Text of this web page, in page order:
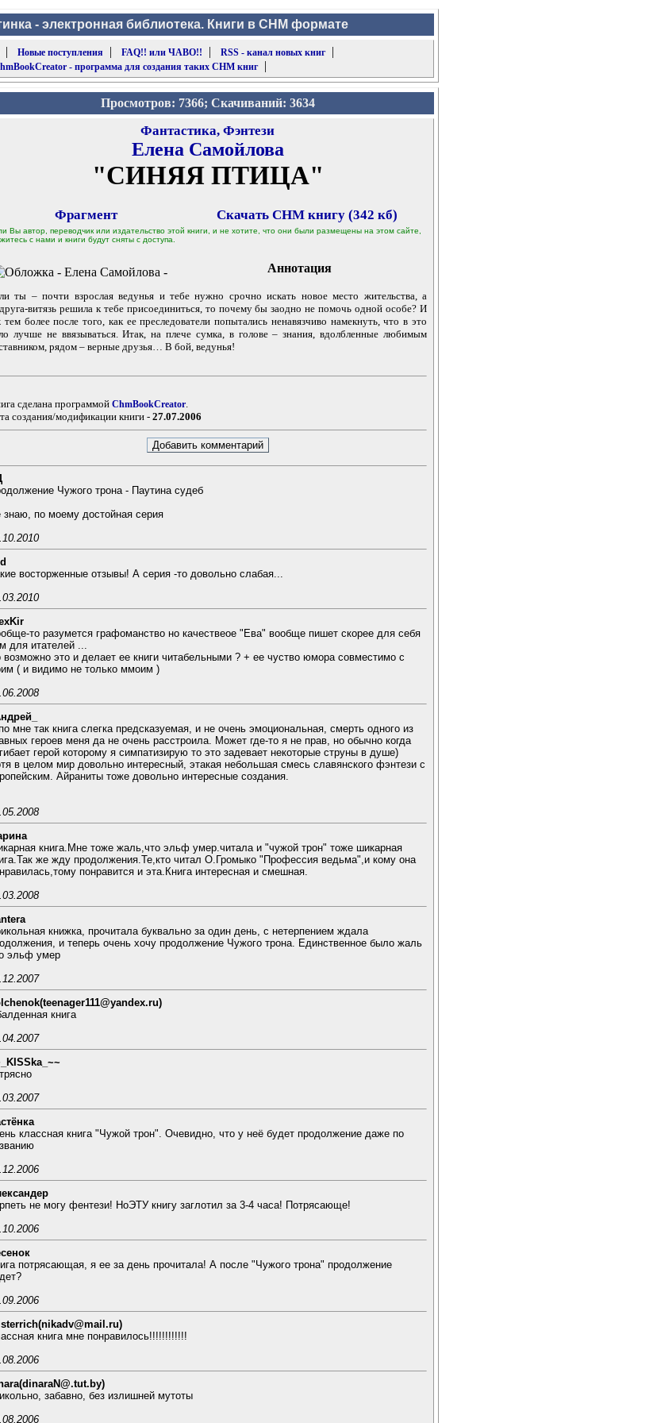
- электронная библиотека. Книги в CHM формате
Новые поступления | FAQ!! или ЧАВО!! | RSS - канал новых книг|
- программа для создания таких CHM книг|
Просмотров: 7366; Скачиваний: 3634
Фантастика, Фэнтези
Елена Самойлова
"СИНЯЯ ПТИЦА"
Фрагмент Скачать CHM книгу (342 кб)
Вы автор, переводчик или издательство этой книги, и не хотите, что они были размещены на этом сайте,
с нами и книги будут сняты с доступа.
Аннотация
ты – почти взрослая ведунья и тебе нужно срочно искать новое место жительства, а
витязь решила к тебе присоединиться, то почему бы заодно не помочь одной особе? И
более после того, как ее преследователи попытались ненавязчиво намекнуть, что в это
лучше не ввязываться. Итак, на плече сумка, в голове – знания, вдолбленные любимым
рядом – верные друзья… В бой, ведунья!
сделана программой ChmBookCreator.
создания/модификации книги - 27.07.2006
Чужого трона - Паутина судеб
знаю, по моему достойная серия
восторженные отзывы! А серия -то довольно слабая...
то разумется графоманство но качествеое "Ева" вообще пишет скорее для себя
для итателей ...
возможно это и делает ее книги читабельными ? + ее чуство юмора совместимо с
( и видимо не только ммоим )
мне так книга слегка предсказуемая, и не очень эмоциональная, смерть одного из
героев меня да не очень расстроила. Может где-то я не прав, но обычно когда
герой которому я симпатизирую то это задевает некоторые струны в душе)
в целом мир довольно интересный, этакая небольшая смесь славянского фэнтези с
Айраниты тоже довольно интересные создания.
книга.Мне тоже жаль,что эльф умер.читала и "чужой трон" тоже шикарная
же жду продолжения.Те,кто читал О.Громыко "Профессия ведьма",и кому она
понравится и эта.Книга интересная и смешная.
книжка, прочитала буквально за один день, с нетерпением ждала
и теперь очень хочу продолжение Чужого трона. Единственное было жаль
эльф умер
книга
классная книга "Чужой трон". Очевидно, что у неё будет продолжение даже по
не могу фентези! НоЭТУ книгу заглотил за 3-4 часа! Потрясающе!
потрясающая, я ее за день прочитала! А после "Чужого трона" продолжение
книга мне понравилось!!!!!!!!!!!!
забавно, без излишней мутоты